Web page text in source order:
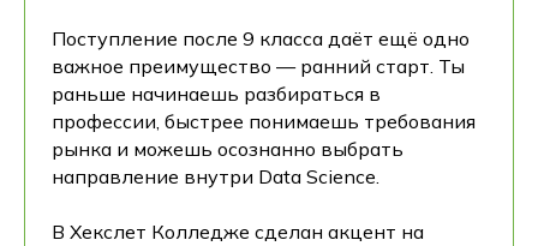
Поступление после 9 класса даёт ещё одно
важное преимущество — ранний старт. Ты
раньше начинаешь разбираться в
профессии, быстрее понимаешь требования
рынка и можешь осознанно выбрать
направление внутри Data Science.
В Хекслет Колледже сделан акцент на